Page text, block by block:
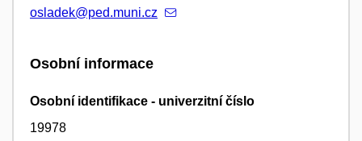
osladek@ped.muni.cz
Osobní informace
Osobní identifikace - univerzitní číslo
19978